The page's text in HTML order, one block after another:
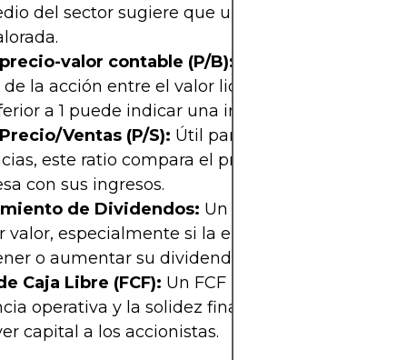
del sector sugiere que una acción podría
valor contable (P/B):
de la acción entre el valor liquidativo de la
a 1 puede indicar una infravaloración.
Ventas (P/S): Útil para evaluar empresas
este ratio compara el precio de las acciones
con sus ingresos.
de Dividendos: Un rendimiento alto
valor, especialmente si la empresa tiene un
o aumentar su dividendo.
Caja Libre (FCF): Un FCF positivo y estable
operativa y la solidez financiera para
capital a los accionistas.